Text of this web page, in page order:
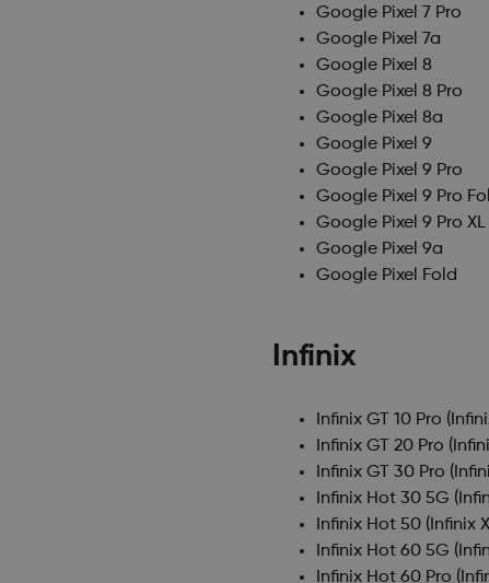
Google Pixel 7 Pro
Google Pixel 7a
Google Pixel 8
Google Pixel 8 Pro
Google Pixel 8a
Google Pixel 9
Google Pixel 9 Pro
Google Pixel 9 Pro
Google Pixel 9 Pro XL
Google Pixel 9a
Google Pixel Fold
Infinix
Infinix GT 10 Pro
Infinix GT 20 Pro
Infinix GT 30 Pro
Infinix Hot 30 5G
Infinix Hot 50 (Infinix
Infinix Hot 60 5G
Infinix Hot 60 Pro